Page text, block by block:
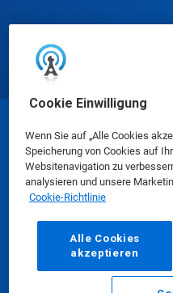
Cookie Einwilligung
Wenn Sie auf „Alle Cookies
Speicherung von Cookies auf
Websitenavigation zu
analysieren und unsere
Cookie-Richtlinie
Alle Cookies
akzeptieren
©
Sicherheitsdatenblätter